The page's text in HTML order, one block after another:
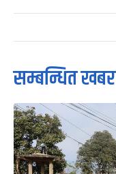
सम्बन्धित खबर